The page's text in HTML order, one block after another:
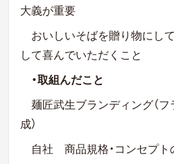
大義が重要
おいしいそばを贈り物にし
して喜んでいただくこと
・取組んだこと
麺匠武生ブランディング（
成）
自社 商品規格・コンセプ